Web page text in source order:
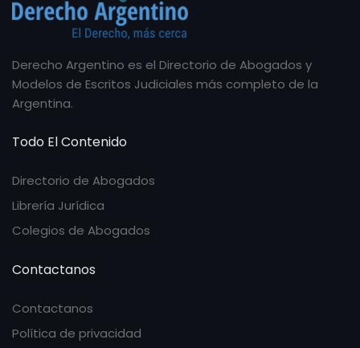
Derecho Argentino es el Directorio de Abogados y
Modelos de Escritos Judiciales más completo de la
Argentina.
Todo El Contenido
Directorio de Abogados
Librería Jurídica
Colegios de Abogados
Contactanos
Contactanos
Política de privacidad